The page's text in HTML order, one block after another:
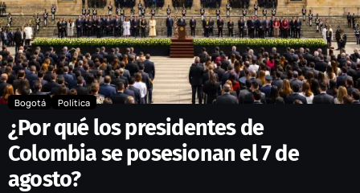
Bogotá Política
¿Por qué los presidentes de
Colombia se posesionan el 7 de
agosto?